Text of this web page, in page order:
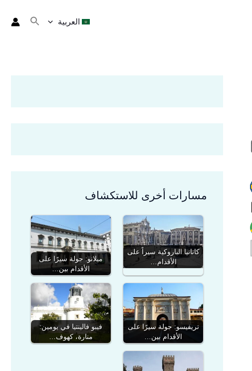
العربية
مسارات أخرى للاستكشاف
كاتانيا الباروكية سيراً على
الأقدام…
ميلانو: جولة سيرًا على
الأقدام بين…
تريفيسو: جولة سيرًا على
الأقدام بين…
فيبو فالينتيا في يومين:
منارة، كهوف…